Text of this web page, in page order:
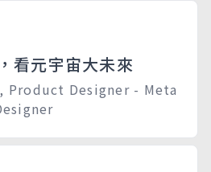
看元宇宙大未來
Product Designer - Meta